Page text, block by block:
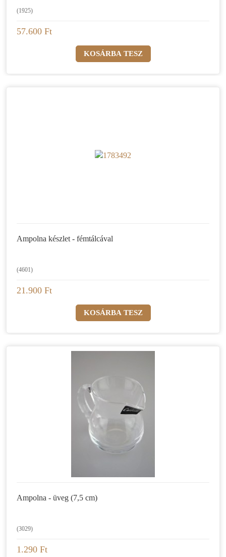
(1925)
57.600 Ft
Ampolna készlet - fémtálcával
(4601)
21.900 Ft
Ampolna - üveg (7,5 cm)
(3029)
1.290 Ft